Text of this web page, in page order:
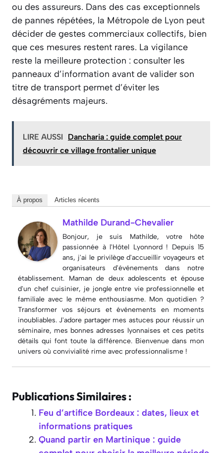
ou des assureurs. Dans des cas exceptionnels
de pannes répétées, la Métropole de Lyon peut
décider de gestes commerciaux collectifs, bien
que ces mesures restent rares. La vigilance
reste la meilleure protection : consulter les
panneaux d’information avant de valider son
titre de transport permet d’éviter les
désagréments majeurs.
LIRE AUSSI
Dancharia : guide complet pour
découvrir ce village frontalier unique
À propos Articles récents
Mathilde Durand-Chevalier
Bonjour, je suis Mathilde, votre hôte
passionnée à l'Hôtel Lyonnord ! Depuis 15
ans, j'ai le privilège d'accueillir voyageurs et
organisateurs d'événements dans notre
établissement. Maman de deux adolescents et épouse
d'un chef cuisinier, je jongle entre vie professionnelle et
familiale avec le même enthousiasme. Mon quotidien ?
Transformer vos séjours et événements en moments
inoubliables. J'adore partager mes astuces pour réussir un
séminaire, mes bonnes adresses lyonnaises et ces petits
détails qui font toute la différence. Bienvenue dans mon
univers où convivialité rime avec professionnalisme !
Publications Similaires :
Feu d’artifice Bordeaux : dates, lieux et
informations pratiques
Quand partir en Martinique : guide